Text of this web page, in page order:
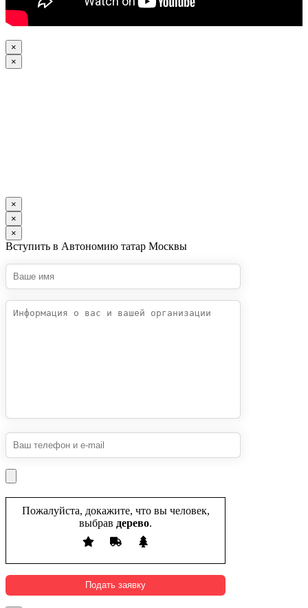
×
×
×
×
×
Вступить в Автономию татар Москвы
Пожалуйста, докажите, что вы человек,
выбрав дерево.